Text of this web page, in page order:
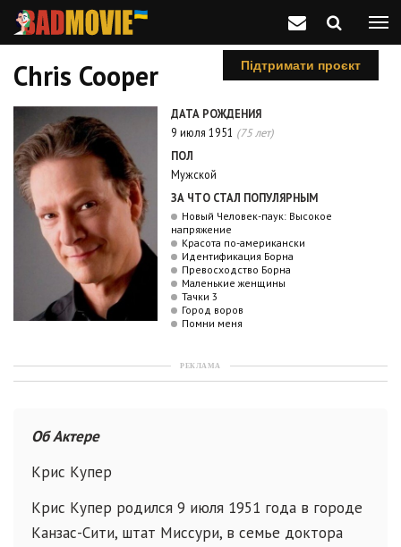
Підтримати проєкт
Chris Cooper
ДАТА РОЖДЕНИЯ
9 июля 1951 (75 лет)
ПОЛ
Мужской
ЗА ЧТО СТАЛ ПОПУЛЯРНЫМ
Новый Человек-паук: Высокое
напряжение
Красота по-американски
Идентификация Борна
Превосходство Борна
Маленькие женщины
Тачки 3
Город воров
Помни меня
РЕКЛАМА
Об Актере
Крис Купер
Крис Купер родился 9 июля 1951 года в городе
Канзас-Сити, штат Миссури, в семье доктора